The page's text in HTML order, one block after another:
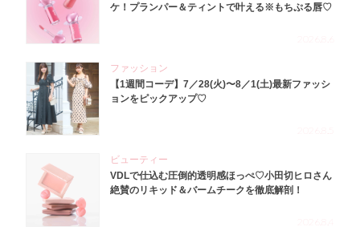
ケ！プランパー＆ティントで叶える※もちぷる唇♡
ファッション
【1週間コーデ】7／28(火)〜8／1(土)最新ファッシ
ョンをピックアップ♡
ビューティー
VDLで仕込む圧倒的透明感ほっぺ♡小田切ヒロさん
絶賛のリキッド＆バームチークを徹底解剖！